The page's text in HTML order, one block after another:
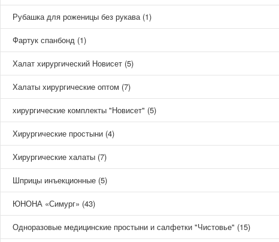
Рубашка для роженицы без рукава (1)
Фартук спанбонд (1)
Халат хирургический Новисет (5)
Халаты хирургические оптом (7)
хирургические комплекты "Новисет" (5)
Хирургические простыни (4)
Хирургические халаты (7)
Шприцы инъекционные (5)
ЮНОНА «Симург» (43)
Одноразовые медицинские простыни и салфетки "Чистовье" (15)